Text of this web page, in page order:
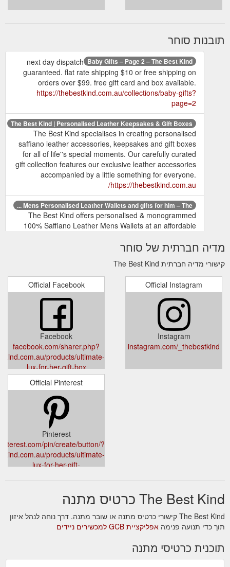
תובנות סוחר
Baby Gifts – Page 2 – The Best Kind
next day dispatch
guaranteed. flat rate shipping $10 or free shipping on
orders over $99. free gift card and box available.
https://thebestkind.com.au/collections/baby-gifts?
page=2
The Best Kind | Personalised Leather Keepsakes & Gift Boxes
The Best Kind specialises in creating personalised
saffiano leather accessories, keepsakes and gift boxes
for all of life''s special moments. Our carefully curated
gift collection features our exclusive leather accessories
accompanied by a little something for everyone.
https://thebestkind.com.au/
Mens Personalised Leather Wallets and gifts for him – The ...
The Best Kind offers personalised & monogrammed
100% Saffiano Leather Mens Wallets at an affordable
Leather Wallet, personalised with your initial with other
https://thebestkind.com.au/collections/leather-and-gifts-
for-him
Christmas Gift Guide - Small Aussie Biz Edition 2021 – The ...
We provide a FREE gift box and gift card with every
single item purchased; We guarantee next day dispatch
(for orders placed by 12pm each day) to ensure your
order is received as quickly as possible A gift that is
unique to only you and you only? You just. can’t. beat.
that. All the best, Jess & Diandra * each business
handle is an Instagram handle ** this blog post is not in
https://thebestkind.com.au/blogs/news/christmas-gift-
מדיה חברתית של סוחר
קישורי מדיה חברתית The Best Kind
Official Facebook
Facebook
facebook.com/sharer.php?
products/ultimate-
lux-for-her-gift-box
Official Instagram
Instagram
instagram.com/_thebestkind
Official Pinterest
Pinterest
pinterest.com/pin/create/button/?
products/ultimate-
lux-for-her-gift-
The Best Kind כרטיס מתנה
The Best Kind קישורי כרטיס מתנה או שובר מתנה. דרך נוחה לנהל איזון
תוך כדי תנועה פנימה אפליקציית GCB למכשירים ניידים
תוכנית כרטיסי מתנה